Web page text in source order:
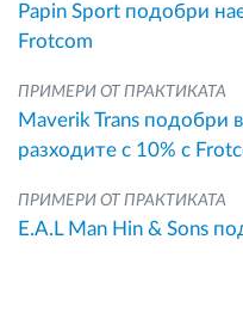
Papin Sport подобри
Frotcom
ПРИМЕРИ ОТ ПРАКТИКАТА
Maverik Trans подобри
разходите с 10% с
ПРИМЕРИ ОТ ПРАКТИКАТА
E.A.L Man Hin & Sons